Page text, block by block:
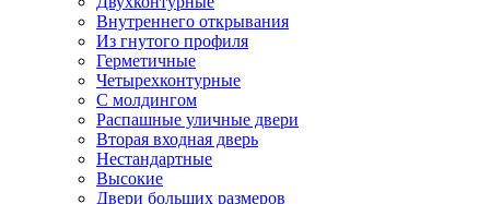
Внутреннего открывания
Из гнутого профиля
Герметичные
Четырехконтурные
С молдингом
Распашные уличные двери
Вторая входная дверь
Нестандартные
Высокие
Двери больших размеров